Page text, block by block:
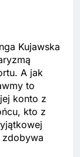
Kujawska
A jak
to
konto z
kto z
zdobywa